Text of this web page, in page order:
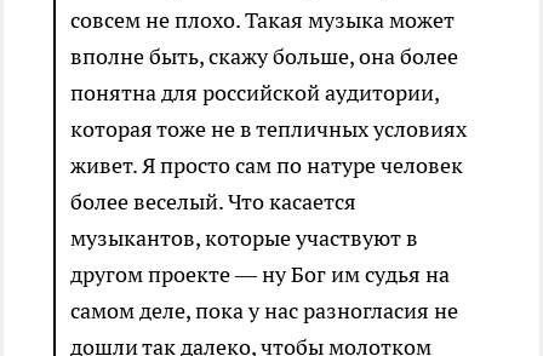
совсем не плохо. Такая музыка может
вполне быть, скажу больше, она более
понятна для российской аудитории,
которая тоже не в тепличных условиях
живет. Я просто сам по натуре человек
более веселый. Что касается
музыкантов, которые участвуют в
другом проекте — ну Бог им судья на
самом деле, пока у нас разногласия не
дошли так далеко, чтобы молотком